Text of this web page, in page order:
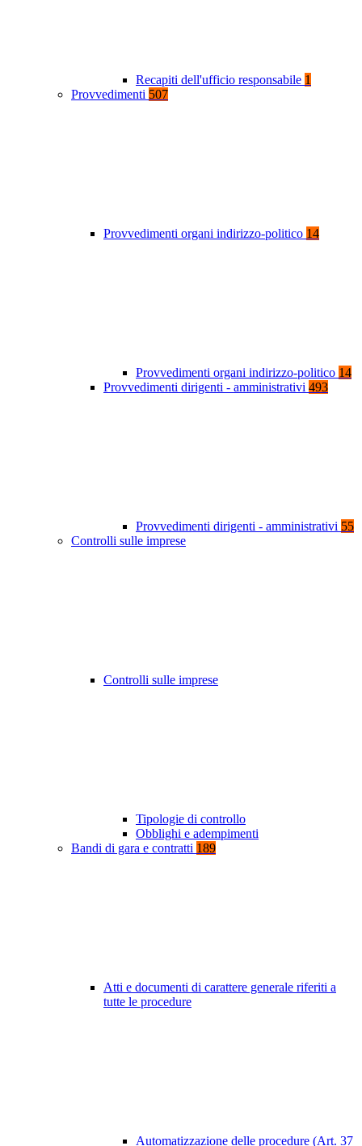
Recapiti dell'ufficio responsabile 1
Provvedimenti 507
Provvedimenti organi indirizzo-politico 14
Provvedimenti organi indirizzo-politico 14
Provvedimenti dirigenti - amministrativi 493
Provvedimenti dirigenti - amministrativi 55
Controlli sulle imprese
Controlli sulle imprese
Tipologie di controllo
Obblighi e adempimenti
Bandi di gara e contratti 189
Atti e documenti di carattere generale riferiti a
tutte le procedure
Automatizzazione delle procedure (Art. 37